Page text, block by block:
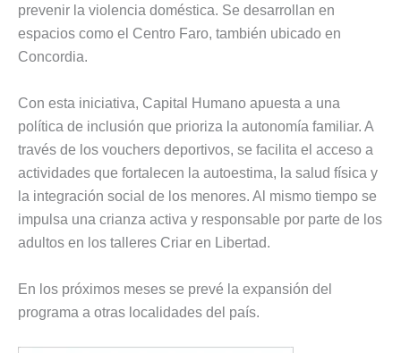
prevenir la violencia doméstica. Se desarrollan en
espacios como el Centro Faro, también ubicado en
Concordia.
Con esta iniciativa, Capital Humano apuesta a una
política de inclusión que prioriza la autonomía familiar. A
través de los vouchers deportivos, se facilita el acceso a
actividades que fortalecen la autoestima, la salud física y
la integración social de los menores. Al mismo tiempo se
impulsa una crianza activa y responsable por parte de los
adultos en los talleres Criar en Libertad.
En los próximos meses se prevé la expansión del
programa a otras localidades del país.